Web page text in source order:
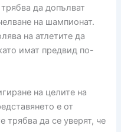
да допълват
на шампионат.
на атлетите да
имат предвид по-
на целите на
е от
трябва да се уверят, че